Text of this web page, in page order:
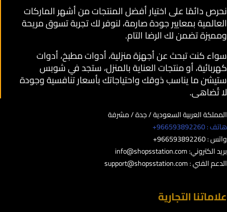
نحرص دائمًا على اختيار أفضل المنتجات من أشهر الماركات
العالمية بمعايير جودة صارمة، لنوفر لك تجربة تسوق مريحة
ومميزة تضمن لك الرضا التام.
سواء كنت تبحث عن أجهزة منزلية، أدوات مطبخ، أدوات
كهربائية، أو منتجات العناية بالمنزل، ستجد في شوبس
ستيشن ما يناسب ذوقك واحتياجاتك بأسعار تنافسية وجودة
لا تُضاهى.
المملكة العربية السعودية / جدة / مشرفة
هاتف : 966593892260+
واتس : 966593892260+
بريد الكتروني:info@shopsstation.com
الدعم الفني :support@shopsstation.com
علاماتنا التجارية